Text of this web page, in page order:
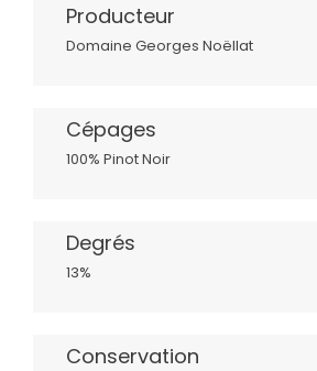
Producteur
Domaine Georges Noëllat
Cépages
100% Pinot Noir
Degrés
13%
Conservation